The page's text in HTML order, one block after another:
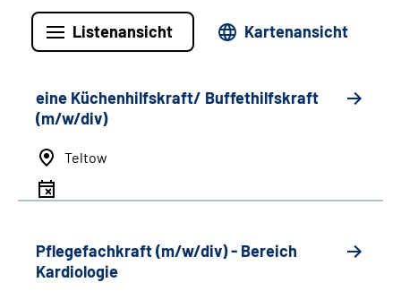
Listenansicht Kartenansicht
eine Küchenhilfskraft/ Buffethilfskraft
(m/w/div)
Teltow
Pflegefachkraft (m/w/div) - Bereich
Kardiologie